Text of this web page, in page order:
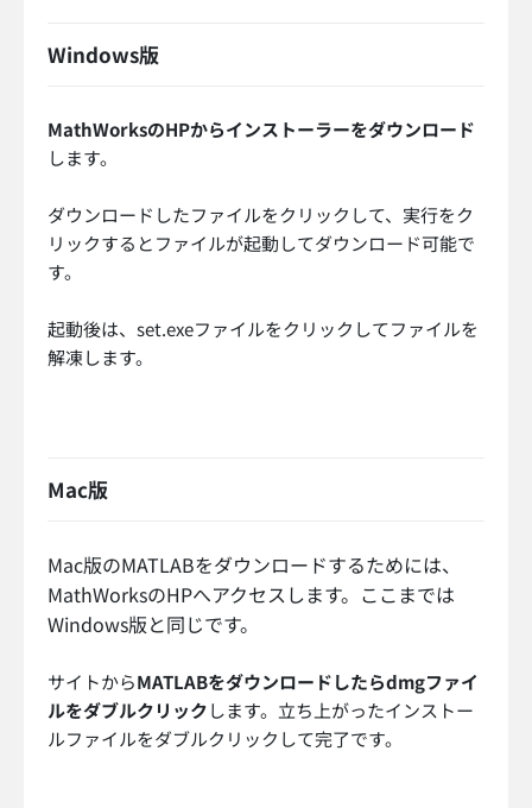
Windows版
MathWorksのHPからインストーラーをダウンロード
します。
ダウンロードしたファイルをクリックして、実行をク
リックするとファイルが起動してダウンロード可能で
す。
起動後は、set.exeファイルをクリックしてファイルを
解凍します。
Mac版
Mac版のMATLABをダウンロードするためには、
MathWorksのHPへアクセスします。ここまでは
Windows版と同じです。
サイトからMATLABをダウンロードしたらdmgファイ
ルをダブルクリックします。立ち上がったインストー
ルファイルをダブルクリックして完了です。